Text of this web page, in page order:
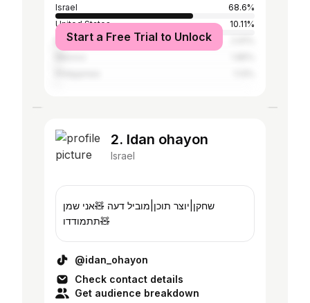
Israel
68.6%
United States
10.11%
Brazil
Start a Free Trial to Unlock
2. Idan ohayon
Israel
שחקן|יוצר תוכן|מוביל דעה 🧸אני שמן
תתמודדו🧸
@idan_ohayon
Check contact details
Get audience breakdown